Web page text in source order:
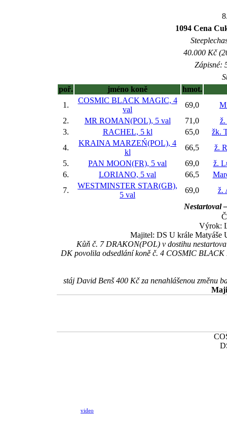
1094 Cena
40.000 Kč
Zápisné:
poř.
jméno koně
hmot.
1.
COSMIC BLACK MAGIC, 4
val
69,0
2.
MR ROMAN(POL), 5 val 71,0
ž.
3.
RACHEL, 5 kl 65,0
žk.
4.
KRAINA MARZEŃ(POL), 4
kl
66,5
ž.
5.
PAN MOON(FR), 5 val 69,0
ž.
6.
LORIANO, 5 val 66,5
7.
WESTMINSTER STAR(GB),
5 val
69,0
ž.
Nestartoval
Výrok:
Majitel: DS U krále Matyáše
Kůň č. 7 DRAKON(POL) v dostihu
DK povolila odsedlání koně č. 4 COSMIC
stáj David Benš 400 Kč za nenahlášenou
video